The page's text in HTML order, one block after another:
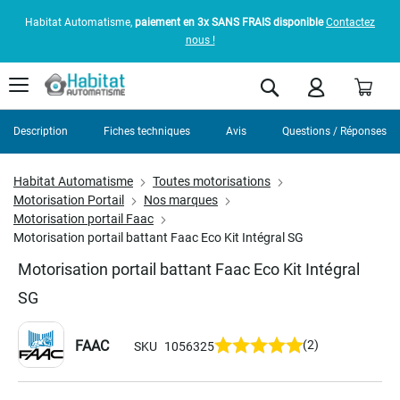
Habitat Automatisme, paiement en 3x SANS FRAIS disponible Contactez
nous !
Rechercher
Habitat Automatisme
Toutes motorisations
Motorisation Portail
Nos marques
Motorisation portail Faac
Motorisation portail battant Faac Eco Kit Intégral SG
Motorisation portail battant Faac Eco Kit Intégral
SG
FAAC SKU 1056325 (2)
Description Fiches techniques Avis Questions / Réponses